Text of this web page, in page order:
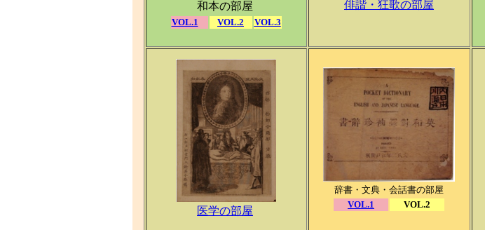
和本の部屋
VOL.1 VOL.2 VOL.3
俳諧・狂歌の部屋
医学の部屋
辞書・文典・会話書の部屋
VOL.1
VOL.2